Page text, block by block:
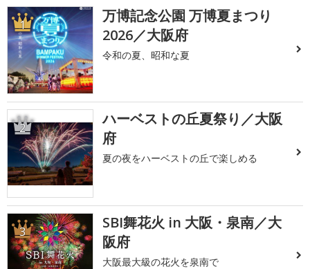
1
万博記念公園 万博夏まつり
2026／大阪府
令和の夏、昭和な夏
2
ハーベストの丘夏祭り／大阪
府
夏の夜をハーベストの丘で楽しめる
3
SBI舞花火 in 大阪・泉南／大
阪府
大阪最大級の花火を泉南で